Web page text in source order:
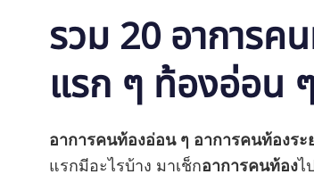
รวม 20 อาการค
แรก ๆ ท้องอ่อน
อาการคนท้องอ่อน ๆ อาการคนท้องระ
แรกมีอะไรบ้าง มาเช็กอาการคนท้องไ